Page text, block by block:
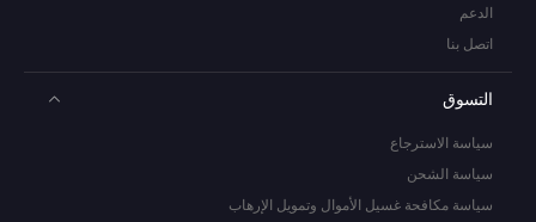
الدعم
اتصل بنا
التسوق
سياسة الاسترجاع
سياسة الشحن
سياسة مكافحة غسيل الأموال وتمويل الإرهاب